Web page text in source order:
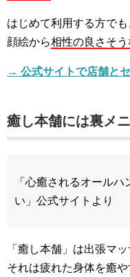
はじめて利用する方で
顔絵から相性の良さそ
→ 公式サイトで店舗と
癒し本舗には裏メ
「心癒されるオール
い」公式サイトより
「癒し本舗」は出張マ
それは疲れた身体を癒